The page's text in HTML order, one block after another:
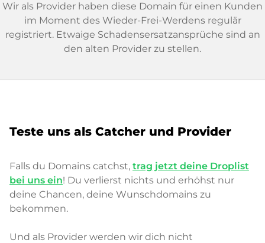
Wir als Provider haben diese Domain für einen Kunden
im Moment des Wieder-Frei-Werdens regulär
registriert. Etwaige Schadensersatzansprüche sind an
den alten Provider zu stellen.
Teste uns als Catcher und Provider
Falls du Domains catchst, trag jetzt deine Droplist
bei uns ein! Du verlierst nichts und erhöhst nur
deine Chancen, deine Wunschdomains zu
bekommen.
Und als Provider werden wir dich nicht